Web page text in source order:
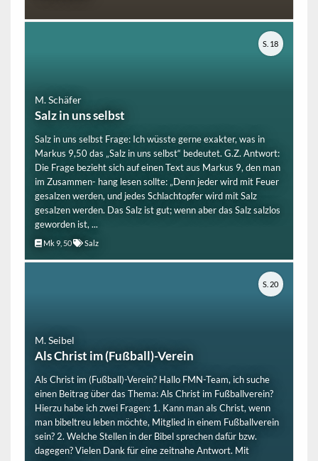
M. Schäfer
Salz in uns selbst
Salz in uns selbst Frage: Ich wüsste gerne exakter, was in
Markus 9,50 das „Salz in uns selbst“ bedeutet. G.Z. Antwort:
Die Frage bezieht sich auf einen Text aus Markus 9, den man
im Zusammen- hang lesen sollte: „Denn jeder wird mit Feuer
gesalzen werden, und jedes Schlachtopfer wird mit Salz
gesalzen werden. Das Salz ist gut; wenn aber das Salz salzlos
geworden ist, ...
Mk 9, 50 Salz
S. 18
M. Seibel
Als Christ im (Fußball)-Verein
Als Christ im (Fußball)-Verein? Hallo FMN-Team, ich suche
einen Beitrag über das Thema: Als Christ im Fußballverein?
Hierzu habe ich zwei Fragen: 1. Kann man als Christ, wenn
man bibeltreu leben möchte, Mitglied in einem Fußballverein
sein? 2. Welche Stellen in der Bibel sprechen dafür bzw.
dagegen? Vielen Dank für eine zeitnahe Antwort. Mit
S. 20